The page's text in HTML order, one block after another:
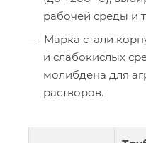
рабочей среды и
Марка стали
и слабокислых
молибдена для
растворов.